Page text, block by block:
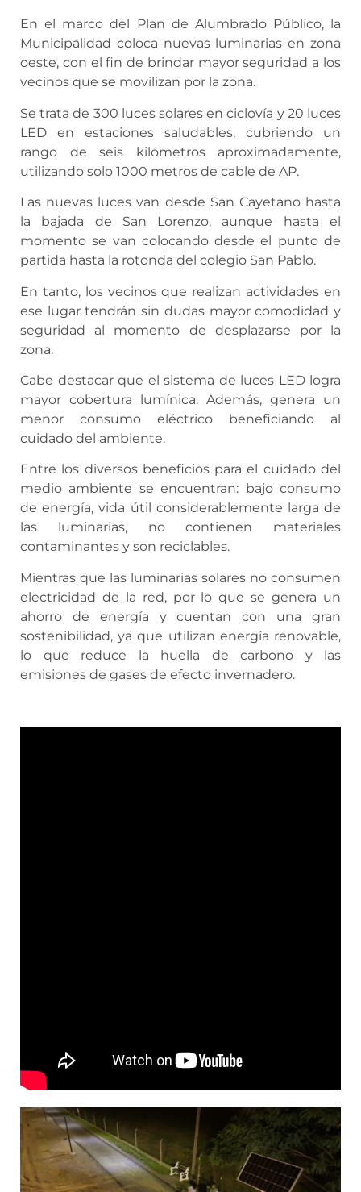
En el marco del Plan de Alumbrado Público, la
Municipalidad coloca nuevas luminarias en zona
oeste, con el fin de brindar mayor seguridad a los
vecinos que se movilizan por la zona.
Se trata de 300 luces solares en ciclovía y 20 luces
LED en estaciones saludables, cubriendo un
rango de seis kilómetros aproximadamente,
utilizando solo 1000 metros de cable de AP.
Las nuevas luces van desde San Cayetano hasta
la bajada de San Lorenzo, aunque hasta el
momento se van colocando desde el punto de
partida hasta la rotonda del colegio San Pablo.
En tanto, los vecinos que realizan actividades en
ese lugar tendrán sin dudas mayor comodidad y
seguridad al momento de desplazarse por la
zona.
Cabe destacar que el sistema de luces LED logra
mayor cobertura lumínica. Además, genera un
menor consumo eléctrico beneficiando al
cuidado del ambiente.
Entre los diversos beneficios para el cuidado del
medio ambiente se encuentran: bajo consumo
de energía, vida útil considerablemente larga de
las luminarias, no contienen materiales
contaminantes y son reciclables.
Mientras que las luminarias solares no consumen
electricidad de la red, por lo que se genera un
ahorro de energía y cuentan con una gran
sostenibilidad, ya que utilizan energía renovable,
lo que reduce la huella de carbono y las
emisiones de gases de efecto invernadero.